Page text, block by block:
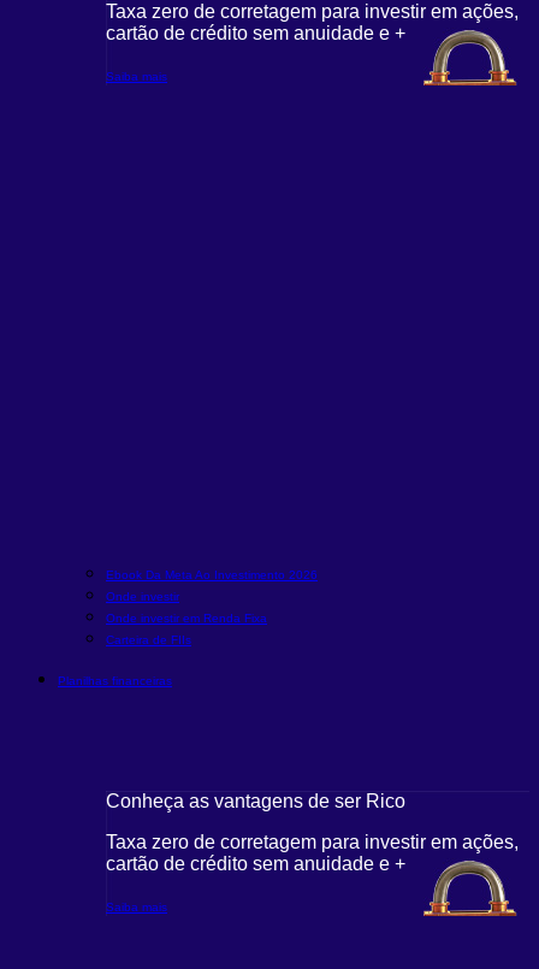
Taxa zero de corretagem para investir em ações,
cartão de crédito sem anuidade e +
Saiba mais
Ebook Da Meta Ao Investimento 2026
Onde investir
Onde investir em Renda Fixa
Carteira de FIIs
Planilhas financeiras
Conheça as vantagens de ser Rico
Taxa zero de corretagem para investir em ações,
cartão de crédito sem anuidade e +
Saiba mais